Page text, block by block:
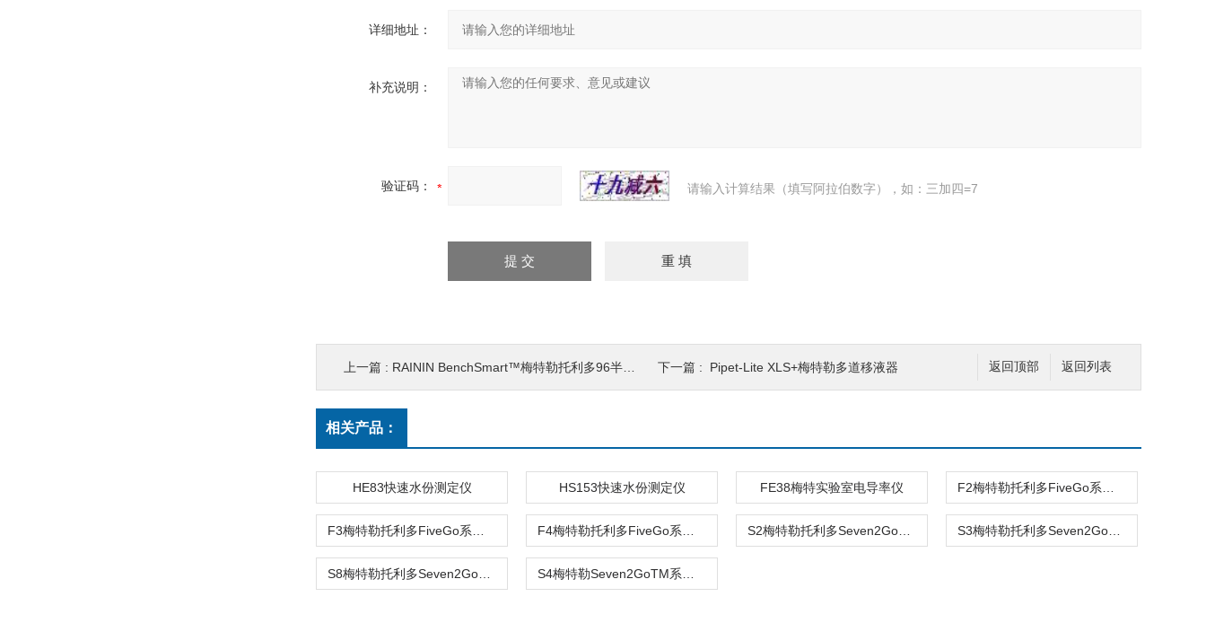
详细地址：
补充说明：
验证码： 请输入计算结果（填写阿拉伯数字），如：三加四=7
返回列表
返回顶部
上一篇 : RAININ BenchSmart™梅特勒托利多96半自动移液系统 下一篇 : Pipet-Lite XLS+梅特勒多道移液器
相关产品：
HE83快速水份测定仪 HS153快速水份测定仪 FE38梅特实验室电导率仪